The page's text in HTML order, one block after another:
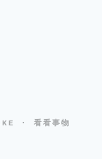
· 看看事物